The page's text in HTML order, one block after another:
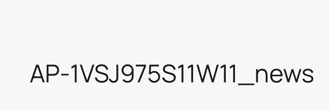
AP-1VSJ975S11W11_news